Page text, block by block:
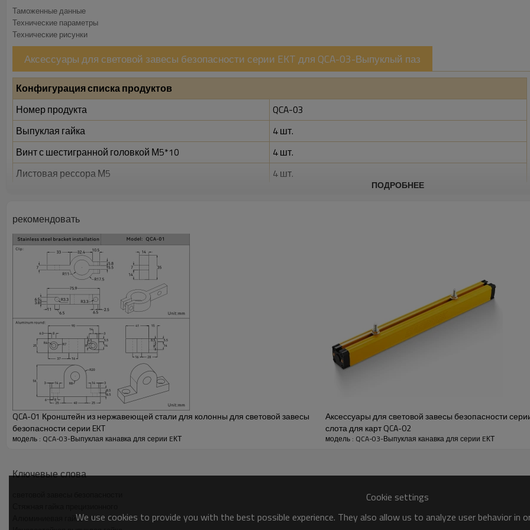
Таможенные данные
Технические параметры
Технические рисунки
Аксессуары для световой завесы безопасности серии EKT для QCA-03-Выпуклый паз
Конфигурация списка продуктов
Номер продукта
QCA-03
Выпуклая гайка
4 шт.
Винт с шестигранной головкой М5*10
4 шт.
Листовая рессора М5
4 шт.
Размер упаковки (г)
Выпуклая гайка, предназначенная для использования в защитных световых завесах, тщательно изготовлена ​​из
разработанного для использования в различных промышленных средах. Эта формула сплава сочетает
стойкостью, что делает ее идеальной для применений, где долговечность и надежность имеют первостепенное
воздействию экстремальных температур, едких химикатов или постоянной вибрации, эти винты сохраняют свою
стабильное и надежное решение для крепления.
Основная информация об установочных аксессуарах
Номер продукта
Материал
Выпуклая гайка
Винт с шестигранной головкой
Чернение железа
Листовая рессора М5
Железо-никелирование
QCA-03 Гайка выпуклая-3D.STEP
ПОДРОБНЕЕ
рекомендовать
QCA-01 Кронштейн из нержавеющей стали для колонны для световой завесы
безопасности серии EKT
модель : QCA-03-Выпуклая канавка для серии EКТ
Аксессуары для световой завесы безопасности
слота для карт QCA-02
модель : QCA-03-Выпуклая канавка для серии EКТ
Ключевые слова
Алюминиевая гайка
Cookie settings
We use cookies to provide you with the best possible experience. They also allow us to analyze user behavior